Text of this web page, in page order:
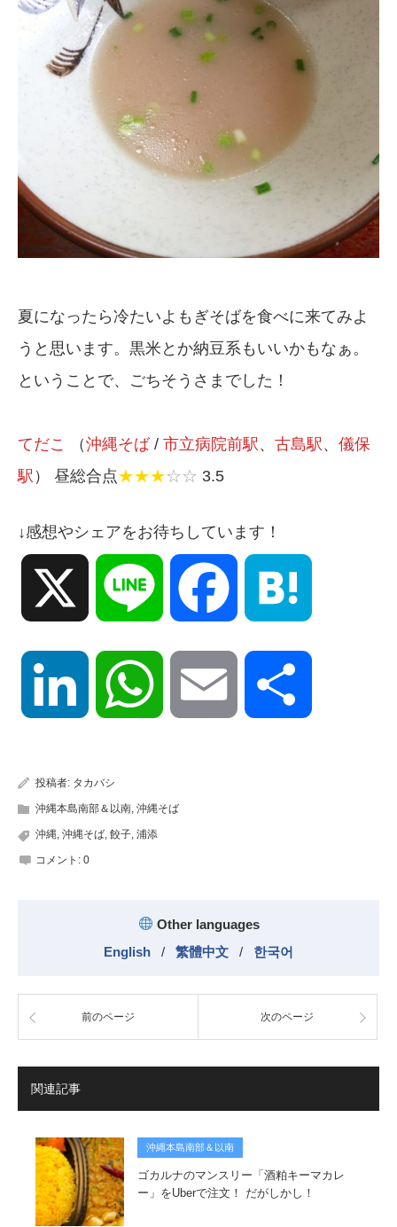
夏になったら冷たいよもぎそばを食べに来てみよ
うと思います。黒米とか納豆系もいいかもなぁ。
ということで、ごちそうさまでした！
てだこ （沖縄そば/ 市立病院前駅 、 古島駅 、 儀保
駅 ） 昼総合点★★★☆☆ 3.5
↓感想やシェアをお待ちしています！
Line Facebook
LinkedIn WhatsApp Email
投稿者: タカバシ
沖縄本島南部＆以南 沖縄そば
沖縄 沖縄そば 餃子 浦添
コメント: 0
Other languages
English
/ 繁體中文 / 한국어
前のページ 次のページ
関連記事
沖縄本島南部＆以南
ゴカルナのマンスリー「酒粕キーマカレ
ー」をUberで注文！ だがしかし！